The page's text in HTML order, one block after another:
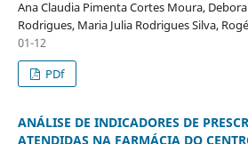
Ana Claudia Pimenta Cortes Moura,
Rodrigues, Maria Julia Rodrigues Silva,
01-12
PDf
ANÁLISE DE INDICADORES DE
ATENDIDAS NA FARMÁCIA DO